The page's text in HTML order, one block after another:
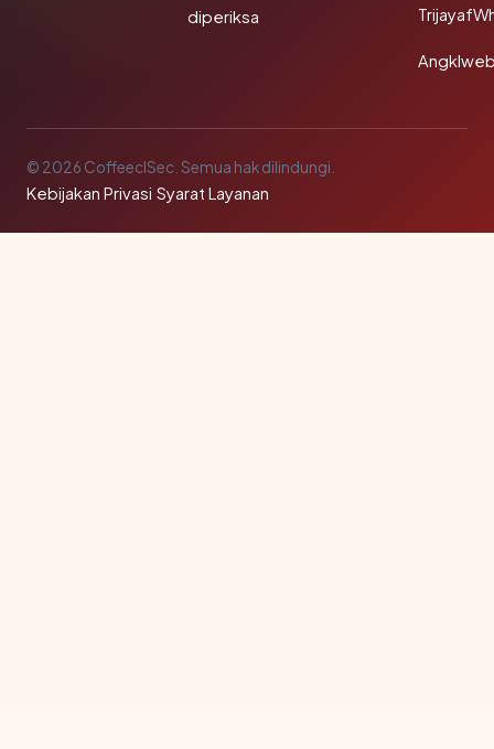
diperiksa
© 2026 CoffeeclSec. Semua hak dilindungi.
Kebijakan Privasi·Syarat Layanan